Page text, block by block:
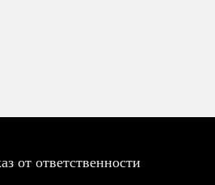
от ответственности